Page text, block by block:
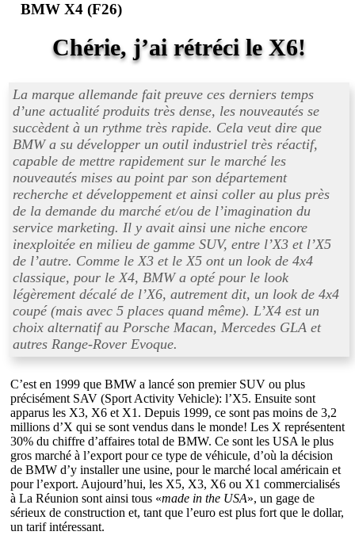
BMW X4 (F26)
Chérie, j’ai rétréci le X6!
La marque allemande fait preuve ces derniers temps
d’une actualité produits très dense, les nouveautés se
succèdent à un rythme très rapide. Cela veut dire que
BMW a su développer un outil industriel très réactif,
capable de mettre rapidement sur le marché les
nouveautés mises au point par son département
recherche et développement et ainsi coller au plus près
de la demande du marché et/ou de l’imagination du
service marketing. Il y avait ainsi une niche encore
inexploitée en milieu de gamme SUV, entre l’X3 et l’X5
de l’autre. Comme le X3 et le X5 ont un look de 4x4
classique, pour le X4, BMW a opté pour le look
légèrement décalé de l’X6, autrement dit, un look de 4x4
coupé (mais avec 5 places quand même). L’X4 est un
choix alternatif au Porsche Macan, Mercedes GLA et
autres Range-Rover Evoque.
C’est en 1999 que BMW a lancé son premier SUV ou plus
précisément SAV (Sport Activity Vehicle): l’X5. Ensuite sont
apparus les X3, X6 et X1. Depuis 1999, ce sont pas moins de 3,2
millions d’X qui se sont vendus dans le monde! Les X représentent
30% du chiffre d’affaires total de BMW. Ce sont les USA le plus
gros marché à l’export pour ce type de véhicule, d’où la décision
de BMW d’y installer une usine, pour le marché local américain et
pour l’export. Aujourd’hui, les X5, X3, X6 ou X1 commercialisés
à La Réunion sont ainsi tous «made in the USA», un gage de
sérieux de construction et, tant que l’euro est plus fort que le dollar,
un tarif intéressant.